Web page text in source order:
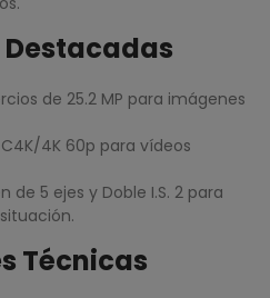
de 25.2 MP para imágenes
4K 60p para vídeos
de 5 ejes y Doble I.S. 2 para
Técnicas